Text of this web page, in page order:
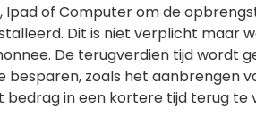
of Computer om de
Dit is niet verplicht maar
De terugverdien tijd wordt
zoals het aanbrengen
bedrag in een kortere tijd terug te